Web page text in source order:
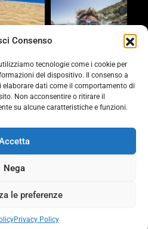
Consenso
tecnologie come i cookie per
del dispositivo. Il consenso a
elaborare dati come il comportamento di
Non acconsentire o ritirare il
su alcune caratteristiche e funzioni.
Nega
le preferenze
Privacy Policy